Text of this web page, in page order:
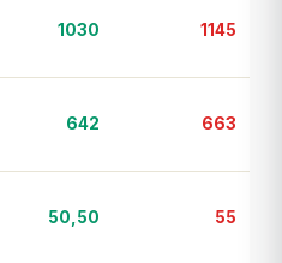
1030 1145
642 663
50,50 55